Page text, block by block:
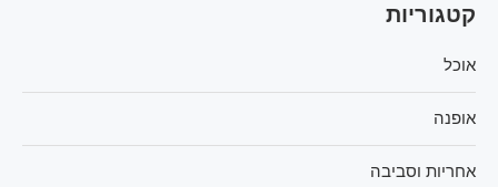
קטגוריות
אוכל
אופנה
אחריות וסביבה